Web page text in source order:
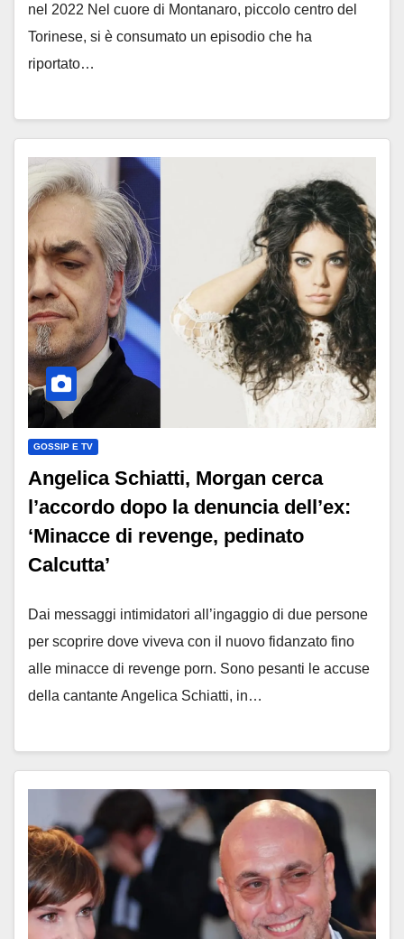
nel 2022 Nel cuore di Montanaro, piccolo centro del
Torinese, si è consumato un episodio che ha
riportato…
GOSSIP E TV
Angelica Schiatti, Morgan cerca
l’accordo dopo la denuncia dell’ex:
‘Minacce di revenge, pedinato
Calcutta’
Dai messaggi intimidatori all’ingaggio di due persone
per scoprire dove viveva con il nuovo fidanzato fino
alle minacce di revenge porn. Sono pesanti le accuse
della cantante Angelica Schiatti, in…